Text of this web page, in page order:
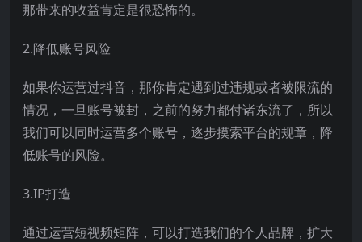
那带来的收益肯定是很恐怖的。
2.降低账号风险
如果你运营过抖音，那你肯定遇到过违规或者被限流的
情况，一旦账号被封，之前的努力都付诸东流了，所以
我们可以同时运营多个账号，逐步摸索平台的规章，降
低账号的风险。
3.IP打造
通过运营短视频矩阵，可以打造我们的个人品牌，扩大